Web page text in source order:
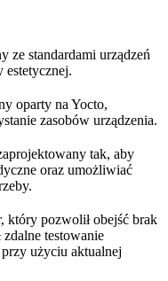
ze standardami urządzeń
estetycznej.
oparty na Yocto,
zasobów urządzenia.
tak, aby
oraz umożliwiać
który pozwolił obejść brak
testowanie
użyciu aktualnej